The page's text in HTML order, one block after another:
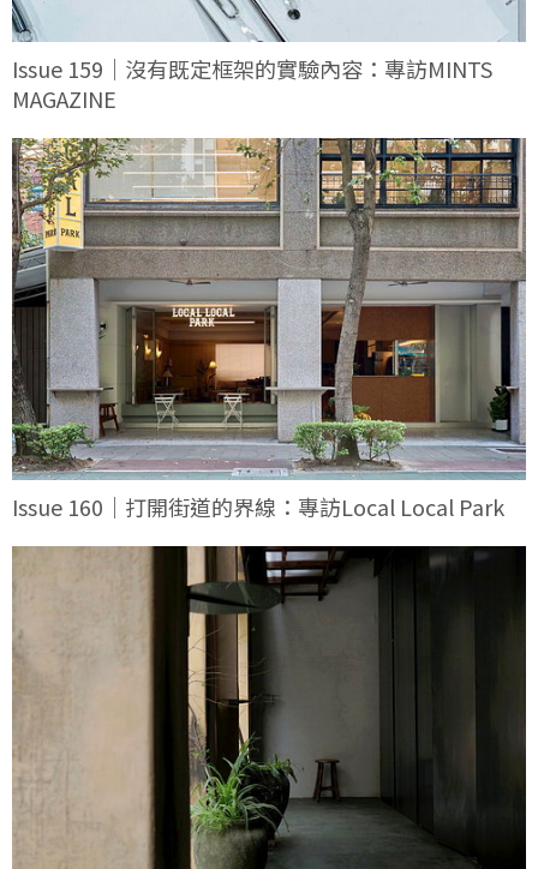
Issue 159｜沒有既定框架的實驗內容：專訪MINTS
MAGAZINE
Issue 160｜打開街道的界線：專訪Local Local Park